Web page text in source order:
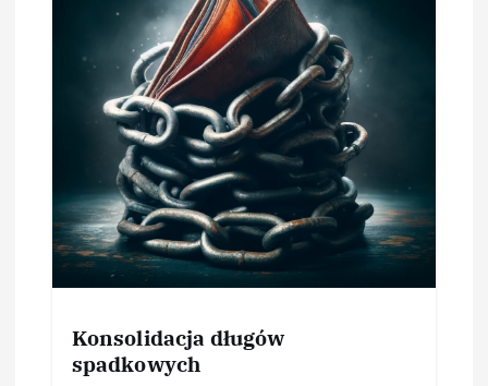
Konsolidacja długów
spadkowych